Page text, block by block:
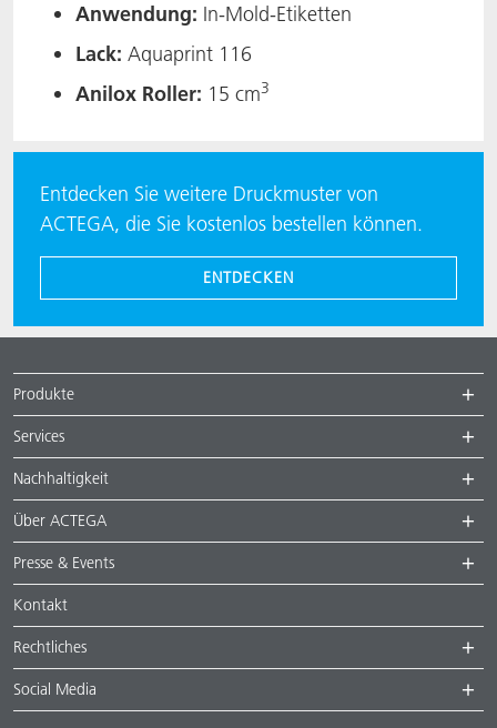
Anwendung: In-Mold-Etiketten
Lack: Aquaprint 116
Anilox Roller: 15 cm3
Entdecken Sie weitere Druckmuster von
ACTEGA, die Sie kostenlos bestellen können.
ENTDECKEN
Produkte
Services
Nachhaltigkeit
Über ACTEGA
Presse & Events
Kontakt
Rechtliches
Social Media